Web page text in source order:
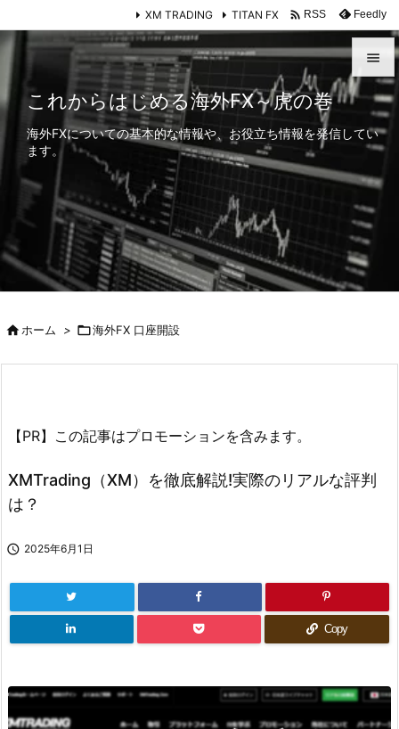
これからはじめる海外FX～虎の巻
海外FXについての基本的な情報や、お役立ち情報を発信してい
ます。


メニュ


前へ


検索
XM TRADING TITAN FX  RSS Feedly
ホーム > 海外FX 口座開設
【PR】この記事はプロモーションを含みます。
XMTrading（XM）を徹底解説!実際のリアルな評判
は？
 2025年6月1日
Copy